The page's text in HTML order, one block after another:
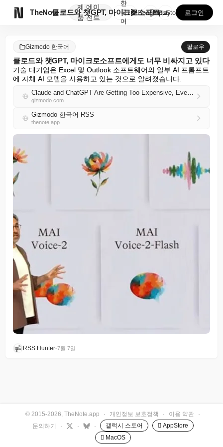
TheNote
제
품
에이
전트
클로드와 챗GPT, 마이크로소프트에게도 너무 비싸지고 ...
한
국
어
GooglePlay
AppStore 로그인
Gizmodo 한국어 팔로우
클로드와 챗GPT, 마이크로소프트에게도 너무 비싸지고 있다
기술 대기업은 Excel 및 Outlook 소프트웨어의 일부 AI 프롬프트
에 자체 AI 모델을 사용하고 있는 것으로 알려졌습니다.
Claude and ChatGPT Are Getting Too Expensive, Even for Microsoft
gizmodo.com
Gizmodo 한국어 RSS
thenote.app
RSS Hunter•7월 7일
© 2015-2026, TheNote.app · 개인정보 보호정책 · 이용 약관
·
문의하기
· · · 갤럭시 스토어
 AppStore
 MacOS